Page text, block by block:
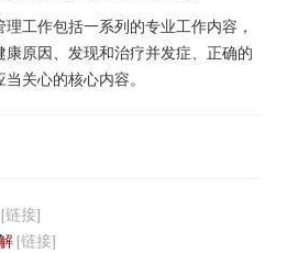
工作包括一系列的专业工作内容，
原因、发现和治疗并发症、正确的
关心的核心内容。
[链接]
[链接]